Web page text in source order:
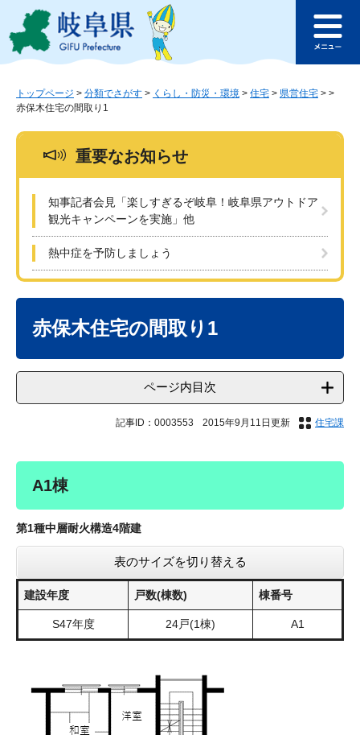
ジ
ュ
このページの本文へ
ュ
トップページ > 分類でさがす > くらし・防災・環境 > 住宅 > 県営住宅 > >
赤保木住宅の間取り1
重要なお知らせ
知事記者会見「楽しすぎるぞ岐阜！岐阜県アウトドア
観光キャンペーンを実施」他
熱中症を予防しましょう
赤保木住宅の間取り1
ページ内目次
記事ID：0003553 2015年9月11日更新 住宅課
A1棟
第1種中層耐火構造4階建
表のサイズを切り替える
建設年度 戸数(棟数) 棟番号
S47年度 24戸(1棟) A1